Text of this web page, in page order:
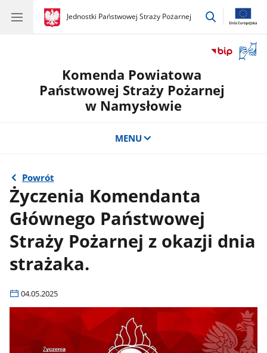
gov.pl
Jednostki Państwowej Straży Pożarnej
gov.pl
Jednostki
przejdź
okno
Komenda Powiatowa
Państwowej Straży Pożarnej
w Namysłowie
MENU
Powrót
Życzenia Komendanta
Głównego Państwowej
Straży Pożarnej z okazji dnia
strażaka.
04.05.2025